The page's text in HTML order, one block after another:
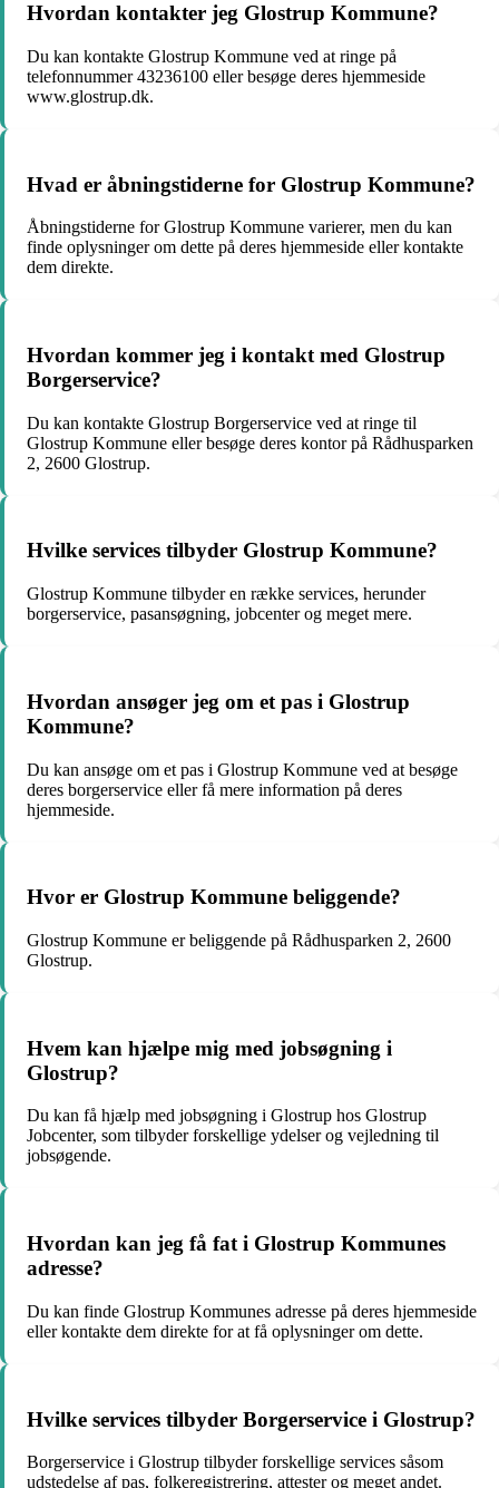
Hvordan kontakter jeg Glostrup Kommune?
Du kan kontakte Glostrup Kommune ved at ringe på
telefonnummer 43236100 eller besøge deres hjemmeside
www.glostrup.dk.
Hvad er åbningstiderne for Glostrup Kommune?
Åbningstiderne for Glostrup Kommune varierer, men du kan
finde oplysninger om dette på deres hjemmeside eller kontakte
dem direkte.
Hvordan kommer jeg i kontakt med Glostrup
Borgerservice?
Du kan kontakte Glostrup Borgerservice ved at ringe til
Glostrup Kommune eller besøge deres kontor på Rådhusparken
2, 2600 Glostrup.
Hvilke services tilbyder Glostrup Kommune?
Glostrup Kommune tilbyder en række services, herunder
borgerservice, pasansøgning, jobcenter og meget mere.
Hvordan ansøger jeg om et pas i Glostrup
Kommune?
Du kan ansøge om et pas i Glostrup Kommune ved at besøge
deres borgerservice eller få mere information på deres
hjemmeside.
Hvor er Glostrup Kommune beliggende?
Glostrup Kommune er beliggende på Rådhusparken 2, 2600
Glostrup.
Hvem kan hjælpe mig med jobsøgning i
Glostrup?
Du kan få hjælp med jobsøgning i Glostrup hos Glostrup
Jobcenter, som tilbyder forskellige ydelser og vejledning til
jobsøgende.
Hvordan kan jeg få fat i Glostrup Kommunes
adresse?
Du kan finde Glostrup Kommunes adresse på deres hjemmeside
eller kontakte dem direkte for at få oplysninger om dette.
Hvilke services tilbyder Borgerservice i Glostrup?
Borgerservice i Glostrup tilbyder forskellige services såsom
udstedelse af pas, folkeregistrering, attester og meget andet.